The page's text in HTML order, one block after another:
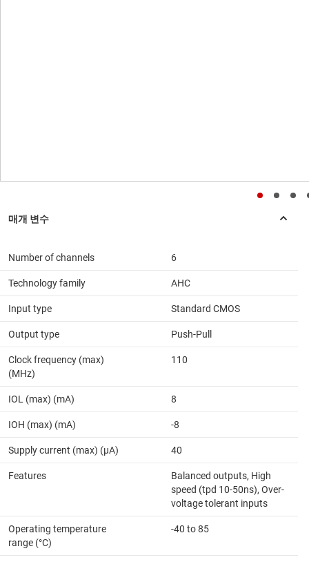
Number of channels 6
Technology family AHC
Input type Standard CMOS
Output type Push-Pull
Clock frequency (max)
(MHz)
110
IOL (max) (mA) 8
IOH (max) (mA) -8
Supply current (max) (µA) 40
Features
Balanced outputs, High
speed (tpd 10-50ns), Over-
voltage tolerant inputs
Operating temperature
range (°C)
-40 to 85